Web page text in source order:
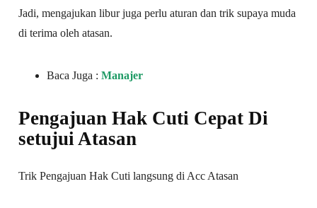
Jadi, mengajukan libur juga perlu aturan dan trik supaya muda
di terima oleh atasan.
Baca Juga :Manajer
Pengajuan Hak Cuti Cepat Di
setujui Atasan
Trik Pengajuan Hak Cuti langsung di Acc Atasan